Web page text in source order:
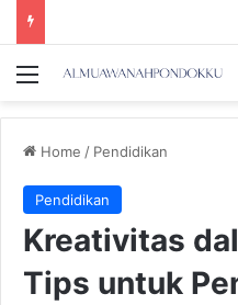
Menu
Home / Pendidikan
Pendidikan
Kreativitas
Tips untuk